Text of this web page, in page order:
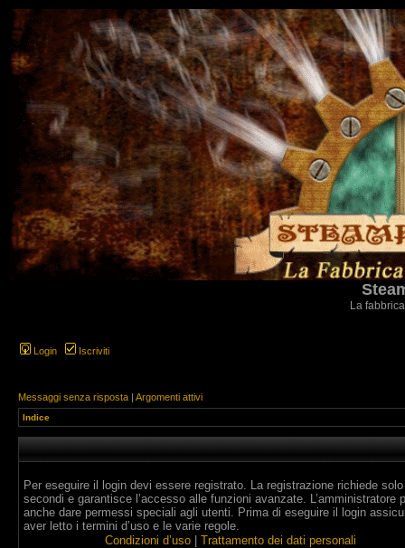
La
Login Iscriviti
Messaggi senza risposta | Argomenti attivi
Indice
Per eseguire il login devi essere registrato. La registrazione richiede
secondi e garantisce l’accesso alle funzioni avanzate. L’amministratore
anche dare permessi speciali agli utenti. Prima di eseguire il login
aver letto i termini d’uso e le varie regole.
Condizioni d’uso
Trattamento dei dati personali